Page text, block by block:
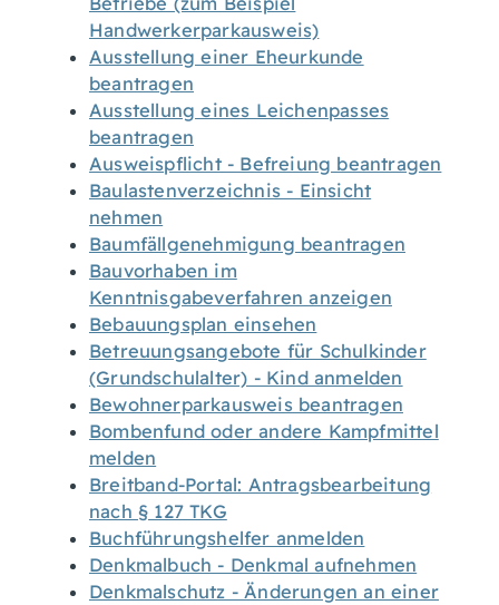
Handwerkerparkausweis)
Ausstellung einer Eheurkunde
beantragen
Ausstellung eines Leichenpasses
beantragen
Ausweispflicht - Befreiung beantragen
Baulastenverzeichnis - Einsicht
nehmen
Baumfällgenehmigung beantragen
Bauvorhaben im
Kenntnisgabeverfahren anzeigen
Bebauungsplan einsehen
Betreuungsangebote für Schulkinder
(Grundschulalter) - Kind anmelden
Bewohnerparkausweis beantragen
Bombenfund oder andere Kampfmittel
melden
Breitband-Portal: Antragsbearbeitung
nach § 127 TKG
Buchführungshelfer anmelden
Denkmalbuch - Denkmal aufnehmen
Denkmalschutz - Änderungen an einer